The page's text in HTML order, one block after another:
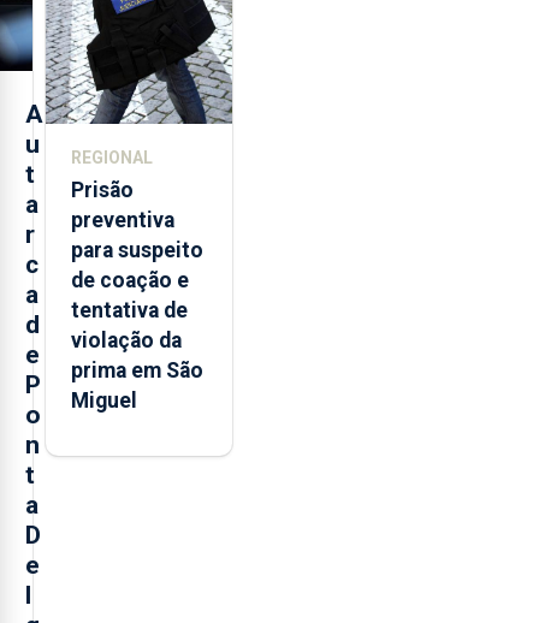
A
u
t
a
r
c
a
d
e
P
o
n
t
a
D
e
l
dos Açores
REGIONAL
Prisão
preventiva
para suspeito
de coação e
tentativa de
violação da
prima em São
Miguel